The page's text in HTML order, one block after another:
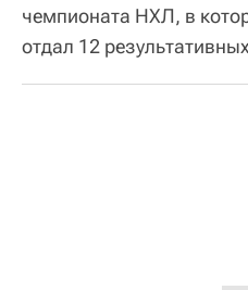
чемпионата НХЛ, в
отдал 12